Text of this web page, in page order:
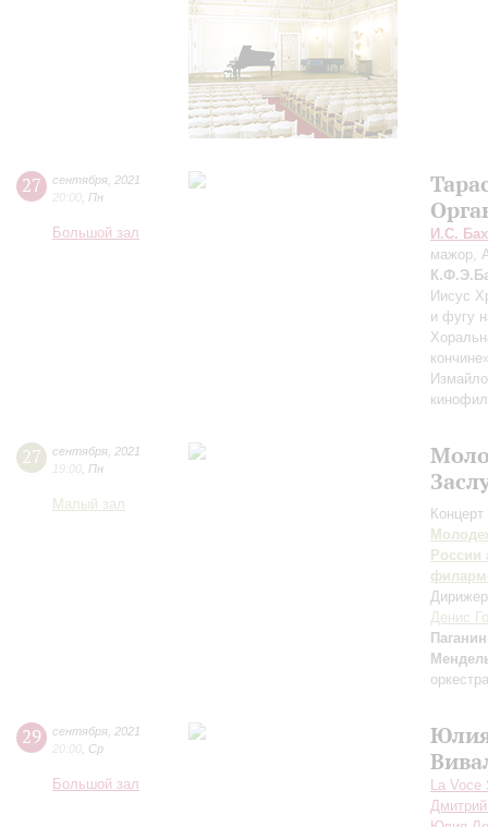
27 сентября 2021
20:00 Пн
Большой зал
И.С. Бах
мажор,
Иисус
и фугу
27 сентября 2021
19:00 Пн
Малый зал
России
Денис
29 сентября 2021
20:00 Ср
Большой зал
La